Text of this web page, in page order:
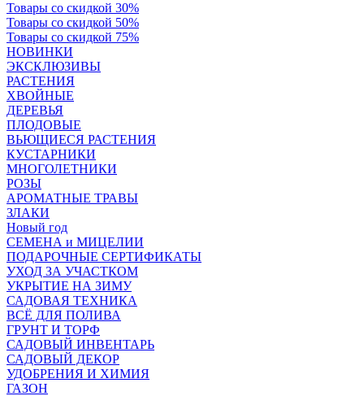
Товары со скидкой 30%
Товары со скидкой 50%
Товары со скидкой 75%
НОВИНКИ
ЭКСКЛЮЗИВЫ
РАСТЕНИЯ
ХВОЙНЫЕ
ДЕРЕВЬЯ
ПЛОДОВЫЕ
ВЬЮЩИЕСЯ РАСТЕНИЯ
КУСТАРНИКИ
МНОГОЛЕТНИКИ
РОЗЫ
АРОМАТНЫЕ ТРАВЫ
ЗЛАКИ
Новый год
СЕМЕНА и МИЦЕЛИИ
ПОДАРОЧНЫЕ СЕРТИФИКАТЫ
УХОД ЗА УЧАСТКОМ
УКРЫТИЕ НА ЗИМУ
САДОВАЯ ТЕХНИКА
ВСЁ ДЛЯ ПОЛИВА
ГРУНТ И ТОРФ
САДОВЫЙ ИНВЕНТАРЬ
САДОВЫЙ ДЕКОР
УДОБРЕНИЯ И ХИМИЯ
ГАЗОН